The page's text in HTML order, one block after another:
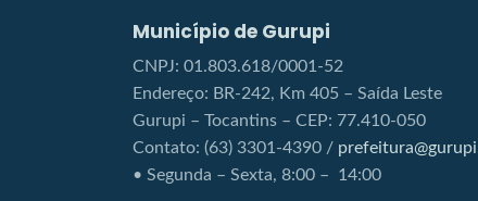
Município de Gurupi
CNPJ: 01.803.618/0001-52
Endereço: BR-242, Km 405 – Saída Leste
Gurupi – Tocantins – CEP: 77.410-050
Contato: (63) 3301-4390 /
• Segunda – Sexta, 8:00 – 14:00